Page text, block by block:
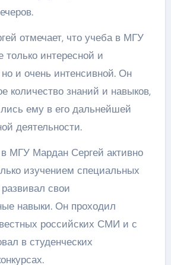
отмечает, что учеба в МГУ
только интересной и
но и очень интенсивной. Он
количество знаний и навыков,
ему в его дальнейшей
деятельности.
МГУ Мардан Сергей активно
изучением специальных
свои
навыки. Он проходил
российских СМИ и с
в студенческих